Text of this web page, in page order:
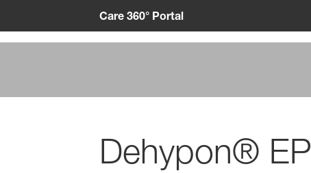
Care 360° Portal
Dehypon® EP